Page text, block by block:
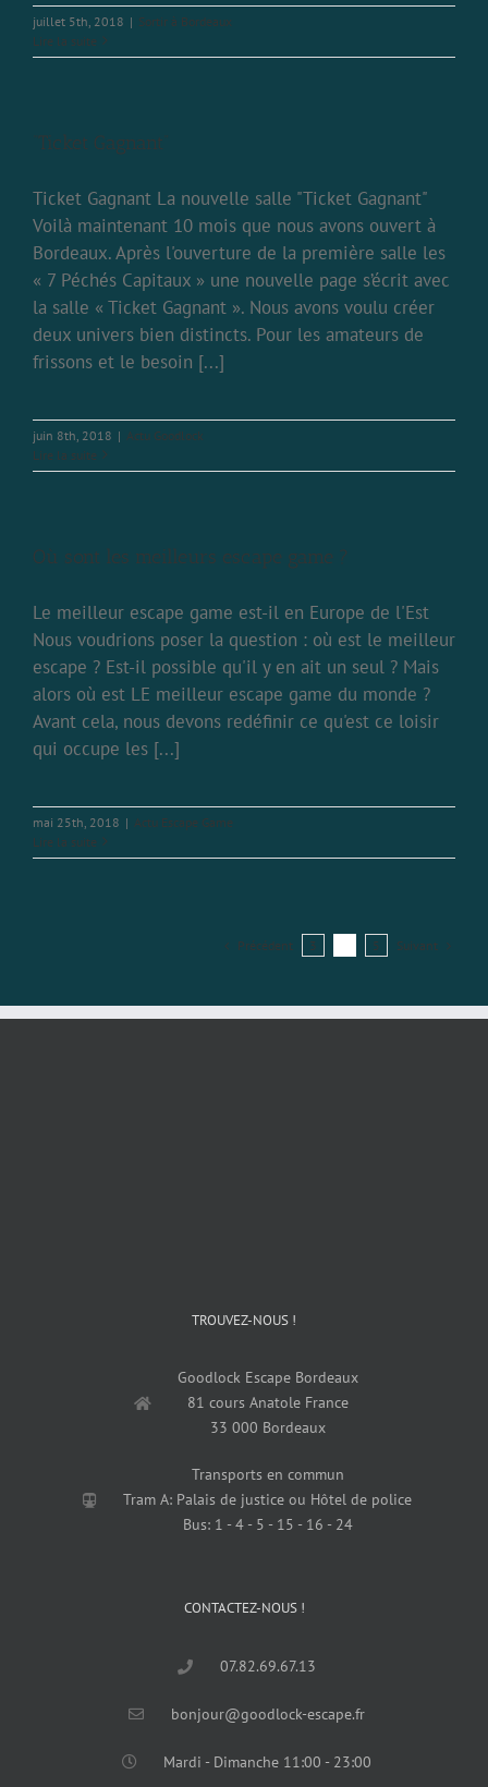
juillet 5th, 2018 | Sortir à Bordeaux
Lire la suite
“Ticket Gagnant”
Ticket Gagnant La nouvelle salle "Ticket Gagnant"
Voilà maintenant 10 mois que nous avons ouvert à
Bordeaux. Après l'ouverture de la première salle les
« 7 Péchés Capitaux » une nouvelle page s’écrit avec
la salle « Ticket Gagnant ». Nous avons voulu créer
deux univers bien distincts. Pour les amateurs de
frissons et le besoin [...]
juin 8th, 2018 | Actu Goodlock
Lire la suite
Où sont les meilleurs escape game ?
Le meilleur escape game est-il en Europe de l'Est
Nous voudrions poser la question : où est le meilleur
escape ? Est-il possible qu'il y en ait un seul ? Mais
alors où est LE meilleur escape game du monde ?
Avant cela, nous devons redéfinir ce qu'est ce loisir
qui occupe les [...]
mai 25th, 2018 | Actu Escape Game
Lire la suite
Précédent 3 5 Suivant
TROUVEZ-NOUS !
Goodlock Escape Bordeaux
81 cours Anatole France
33 000 Bordeaux
Transports en commun
Tram A: Palais de justice ou Hôtel de police
Bus: 1 - 4 - 5 - 15 - 16 - 24
CONTACTEZ-NOUS !
07.82.69.67.13
bonjour@goodlock-escape.fr
Mardi - Dimanche 11:00 - 23:00